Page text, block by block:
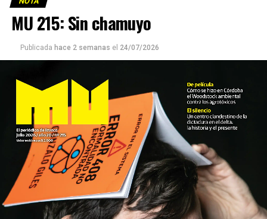
MU 215: Sin chamuyo
Publicada hace 2 semanas el 24/07/2026